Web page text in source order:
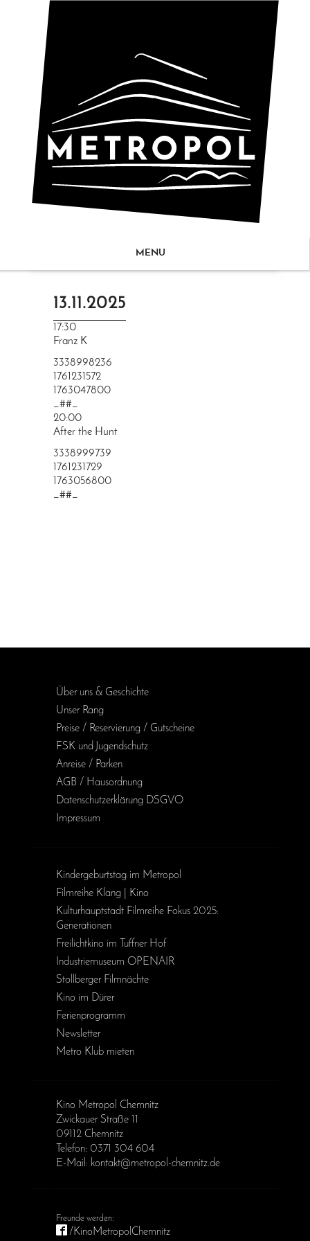
MENU
13.11.2025
17:30
Franz K
3338998236
1761231572
1763047800
_##_
20:00
After the Hunt
3338999739
1761231729
1763056800
_##_
Über uns & Geschichte
Unser Rang
Preise / Reservierung / Gutscheine
FSK und Jugendschutz
Anreise / Parken
AGB / Haus­ordnung
Daten­schutz­erklärung DSGVO
Impressum
Kinder­geburts­tag im Metropol
Filmreihe Klang | Kino
Kulturhauptstadt Filmreihe Fokus 2025:
Generationen
Freilichtkino im Tuffner Hof
Industriemuseum OPENAIR
Stollberger Filmnächte
Kino im Dürer
Ferienprogramm
Newsletter
Metro Klub mieten
Kino Metropol Chemnitz
Zwickauer Straße 11
09112 Chemnitz
Telefon: 0371 304 604
E-Mail: kontakt@metropol-chemnitz.de
/KinoMetropolChemnitz